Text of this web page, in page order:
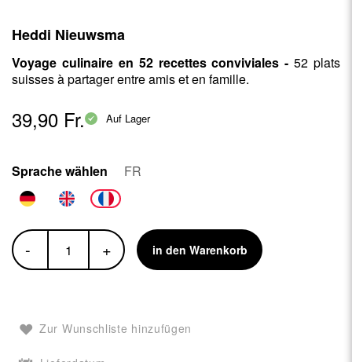
Heddi Nieuwsma
Voyage culinaire en 52 recettes conviviales -52 plats
suisses à partager entre amis et en famille.
39,90 Fr. Auf Lager
Sprache wählen FR
- + in den Warenkorb
Zur Wunschliste hinzufügen